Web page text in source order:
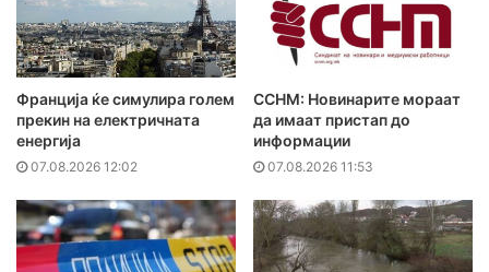
Франција ќе симулира голем
прекин на електричната
енергија
07.08.2026 12:02
ССНМ: Новинарите мораат
да имаат пристап до
информации
07.08.2026 11:53